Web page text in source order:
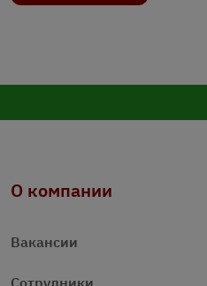
О компании
Вакансии
Сотрудники